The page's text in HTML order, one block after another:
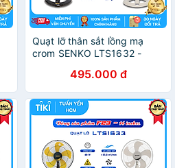
Quạt lỡ thân sắt lồng mạ
crom SENKO LTS1632 -
495.000 đ